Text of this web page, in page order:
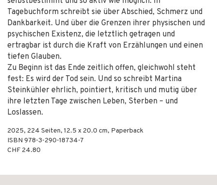
Tagebuchform schreibt sie über Abschied, Schmerz und
Dankbarkeit. Und über die Grenzen ihrer physischen und
psychischen Existenz, die letztlich getragen und
ertragbar ist durch die Kraft von Erzählungen und einen
tiefen Glauben.
Zu Beginn ist das Ende zeitlich offen, gleichwohl steht
fest: Es wird der Tod sein. Und so schreibt Martina
Steinkühler ehrlich, pointiert, kritisch und mutig über
ihre letzten Tage zwischen Leben, Sterben – und
Loslassen.
2025, 224 Seiten, 12.5 x 20.0 cm, Paperback
ISBN 978-3-290-18734-7
CHF 24.80